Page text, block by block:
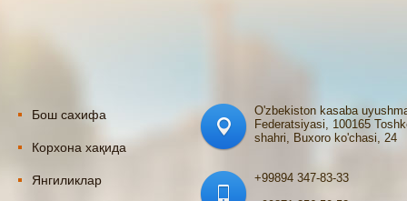
Бош сахифа
Корхона хақида
Янгиликлар
O'zbekiston kasaba
Federatsiyasi, 100165
shahri, Buxoro ko'chasi, 24
+99894 347-83-33